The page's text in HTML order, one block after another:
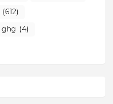
(612)
ghg (4)